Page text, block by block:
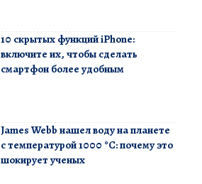
10 скрытых функций iPhone:
включите их, чтобы сделать
смартфон более удобным
James Webb нашел воду на планете
с температурой 1000 °C: почему это
шокирует ученых